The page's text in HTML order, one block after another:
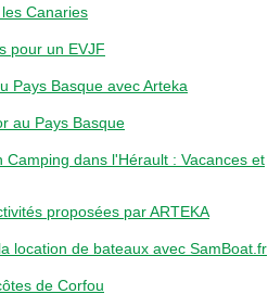
Canaries
pour un EVJF
Pays Basque avec Arteka
au Pays Basque
dans l'Hérault : Vacances et
proposées par ARTEKA
location de bateaux avec SamBoat.fr
de Corfou